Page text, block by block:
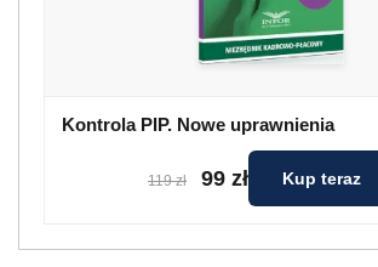
Kontrola PIP. Nowe uprawnienia
119 zł 99 zł Kup teraz